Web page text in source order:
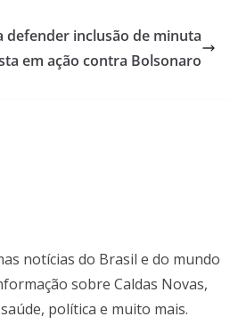
defender inclusão de minuta
em ação contra Bolsonaro
notícias do Brasil e do mundo
sobre Caldas Novas,
política e muito mais.